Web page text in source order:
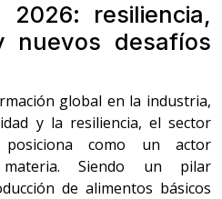
2026: resiliencia,
nuevos desafíos
global en la industria,
y la resiliencia, el sector
como un actor
Siendo un pilar
de alimentos básicos